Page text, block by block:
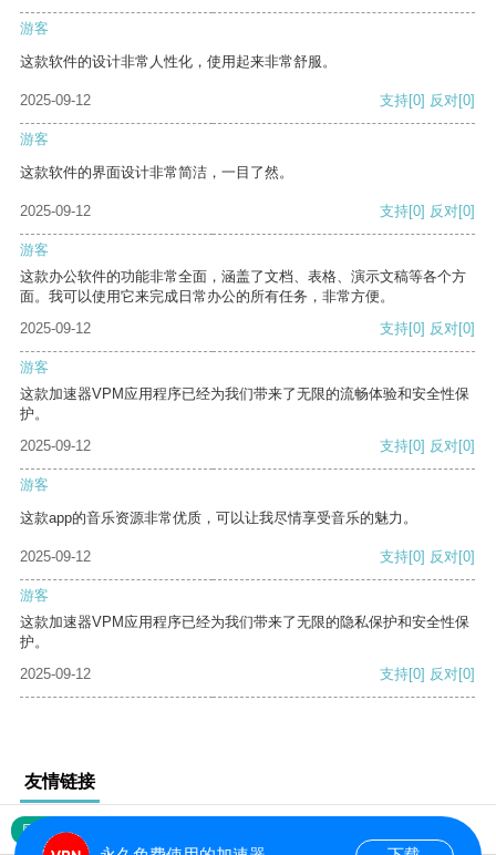
游客
这款软件的设计非常人性化，使用起来非常舒服。
2025-09-12 支持[0] 反对[0]
游客
这款软件的界面设计非常简洁，一目了然。
2025-09-12 支持[0] 反对[0]
游客
这款办公软件的功能非常全面，涵盖了文档、表格、演示文稿等各个方
面。我可以使用它来完成日常办公的所有任务，非常方便。
2025-09-12
支持[0] 反对[0]
游客
这款加速器VPM应用程序已经为我们带来了无限的流畅体验和安全性保
护。
2025-09-12
支持[0] 反对[0]
游客
这款app的音乐资源非常优质，可以让我尽情享受音乐的魅力。
2025-09-12 支持[0] 反对[0]
游客
这款加速器VPM应用程序已经为我们带来了无限的隐私保护和安全性保
护。
2025-09-12
支持[0] 反对[0]
友情链接
网站地图